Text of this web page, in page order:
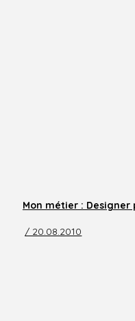
Mon métier :
/ 20.08.2010